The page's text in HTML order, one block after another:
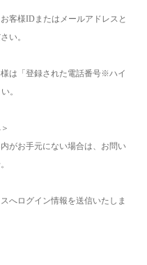
客様IDまたはメールアドレスと
い。
は「登録された電話番号※ハイ
。
がお手元にない場合は、お問い
へログイン情報を送信いたしま